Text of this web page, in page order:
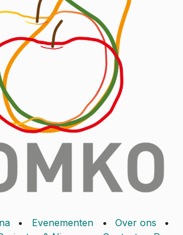
• Evenementen • Over ons
•